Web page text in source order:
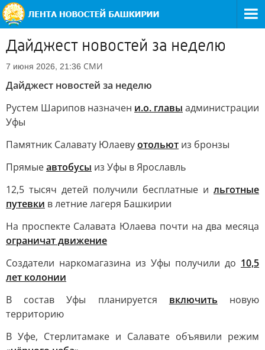
Дайджест новостей за неделю
7 июня 2026, 21:36 СМИ
Дайджест новостей за неделю
Рустем Шарипов назначен и.о. главы администрации
Уфы
Памятник Салавату Юлаевуотольют из бронзы
Прямыеавтобусы из Уфы в Ярославль
12,5 тысяч детей получили бесплатные и льготные
путевки в летние лагеря Башкирии
На проспекте Салавата Юлаева почти на два месяца
ограничат движение
Создатели наркомагазина из Уфы получили до 10,5
лет колонии
В состав Уфы планируется включить новую
территорию
В Уфе, Стерлитамаке и Салавате объявили режим